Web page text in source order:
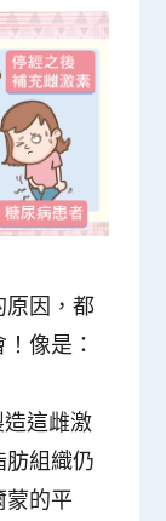
原因，都
像是：
造這雌激
組織仍
蒙的平